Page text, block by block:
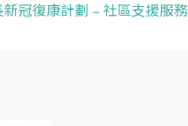
冠復康計劃 – 社區支援服務